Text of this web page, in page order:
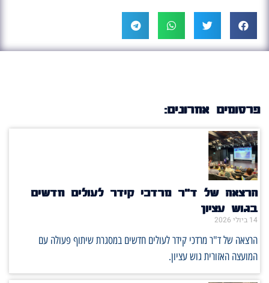
פרסומים אחרונים:
הרצאה של ד"ר מרדכי קידר לעולים חדשים
בגוש עציון
14 ביולי 2026
הרצאה של ד"ר מרדכי קידר לעולים חדשים במסגרת שיתוף פעולה עם
המועצה האזורית גוש עציון.